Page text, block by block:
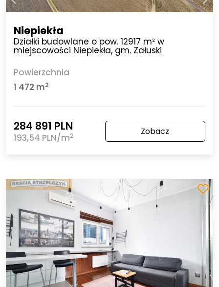
Niepiekła
Działki budowlane o pow. 12917 m² w
miejscowości Niepiekła, gm. Załuski
Powierzchnia
1 472 m2
284 891 PLN
193,54 PLN/m2 Zobacz